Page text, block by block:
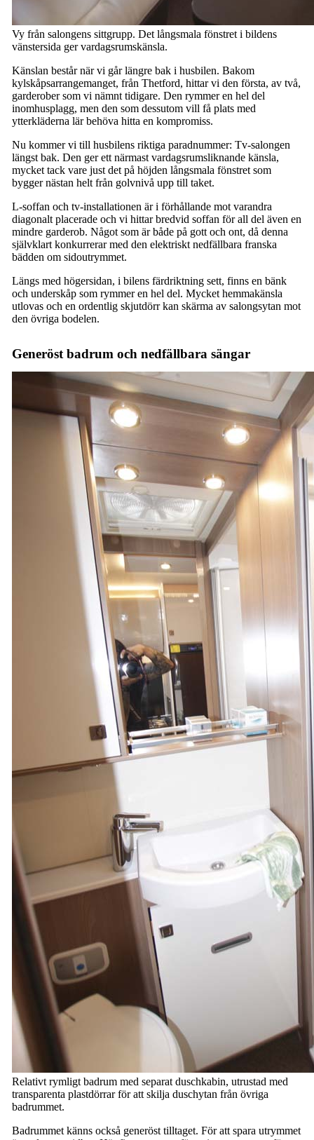
Vy från salongens sittgrupp. Det långsmala fönstret i bildens
vänstersida ger vardagsrumskänsla.
Känslan består när vi går längre bak i husbilen. Bakom
kylskåpsarrangemanget, från Thetford, hittar vi den första, av två,
garderober som vi nämnt tidigare. Den rymmer en hel del
inomhusplagg, men den som dessutom vill få plats med
ytterkläderna lär behöva hitta en kompromiss.
Nu kommer vi till husbilens riktiga paradnummer: Tv-salongen
längst bak. Den ger ett närmast vardagsrumsliknande känsla,
mycket tack vare just det på höjden långsmala fönstret som
bygger nästan helt från golvnivå upp till taket.
L-soffan och tv-installationen är i förhållande mot varandra
diagonalt placerade och vi hittar bredvid soffan för all del även en
mindre garderob. Något som är både på gott och ont, då denna
självklart konkurrerar med den elektriskt nedfällbara franska
bädden om sidoutrymmet.
Längs med högersidan, i bilens färdriktning sett, finns en bänk
och underskåp som rymmer en hel del. Mycket hemmakänsla
utlovas och en ordentlig skjutdörr kan skärma av salongsytan mot
den övriga bodelen.
Generöst badrum och nedfällbara sängar
Relativt rymligt badrum med separat duschkabin, utrustad med
transparenta plastdörrar för att skilja duschytan från övriga
badrummet.
Badrummet känns också generöst tilltaget. För att spara utrymmet